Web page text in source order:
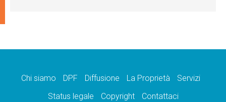
Chi siamo DPF Diffusione La Proprietà
Servizi
Status legale
Copyright Contattaci